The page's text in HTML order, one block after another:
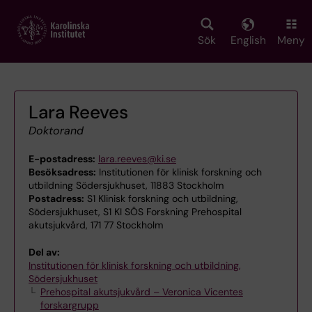
main
Sök English Meny
Lara Reeves
Doktorand
E-postadress: lara.reeves@ki.se
Besöksadress: Institutionen för klinisk forskning och
utbildning Södersjukhuset, 11883 Stockholm
Postadress: S1 Klinisk forskning och utbildning,
Södersjukhuset, S1 KI SÖS Forskning Prehospital
akutsjukvård, 171 77 Stockholm
Del av:
Institutionen för klinisk forskning och utbildning,
Södersjukhuset
Prehospital akutsjukvård – Veronica Vicentes
forskargrupp